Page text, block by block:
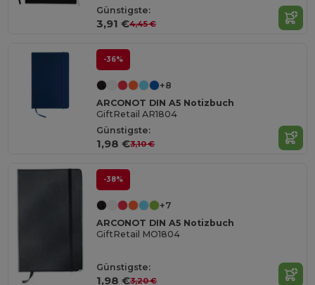
Günstigste:
3,91 €4,45 €
-36%
+8
ARCONOT DIN A5 Notizbuch
GiftRetail AR1804
Günstigste:
1,98 €3,10 €
-38%
+7
ARCONOT DIN A5 Notizbuch
GiftRetail MO1804
Günstigste:
1,98 €3,20 €